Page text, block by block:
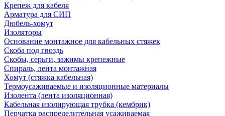
Крепеж для кабеля
Арматура для СИП
Дюбель-хомут
Изоляторы
Основание монтажное для кабельных стяжек
Скоба под гвоздь
Скобы, серьги, зажимы крепежные
Спираль, лента монтажная
Хомут (стяжка кабельная)
Термоусаживаемые и изоляционные материалы
Изолента (лента изоляционная)
Кабельная изолирующая трубка (кембрик)
Перчатка распределительная усаживаемая